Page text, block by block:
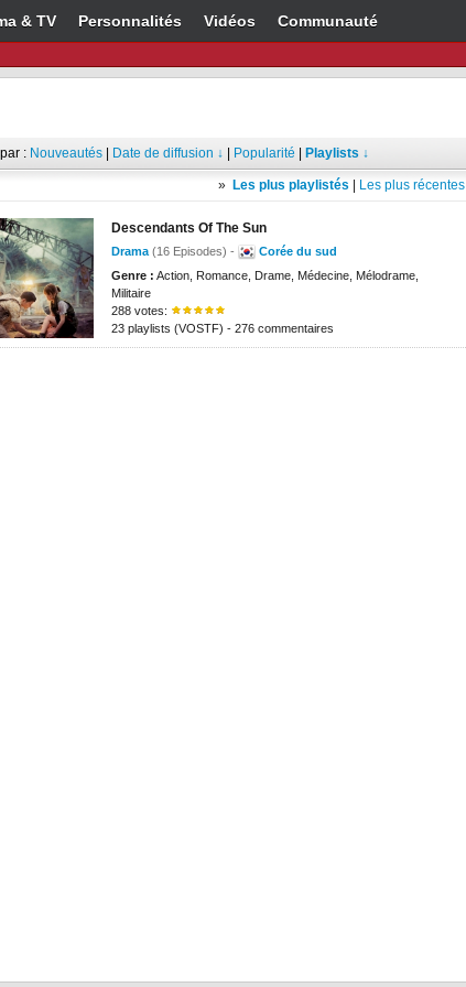
& TV Personnalités Vidéos Communauté
: Nouveautés Date de diffusion ↓ Popularité Playlists ↓
» Les plus playlistés Les plus récentes
Descendants Of The Sun
Drama (16 Episodes) -
Corée du sud
Genre : Action, Romance, Drame, Médecine, Mélodrame,
Militaire
288 votes:
23 playlists (VOSTF) - 276 commentaires